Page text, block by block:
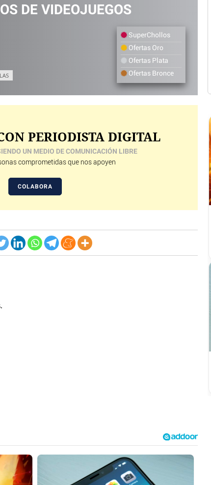
DE VIDEOJUEGOS
SuperChollos
Ofertas Oro
Ofertas Plata
Ofertas Bronce
PERIODISTA DIGITAL
UN MEDIO DE COMUNICACIÓN LIBRE
comprometidas que nos apoyen
COLABORA